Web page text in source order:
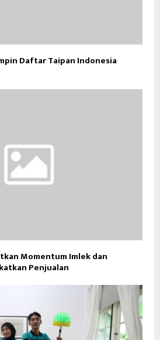
Daftar Taipan Indonesia
Momentum Imlek dan
Penjualan